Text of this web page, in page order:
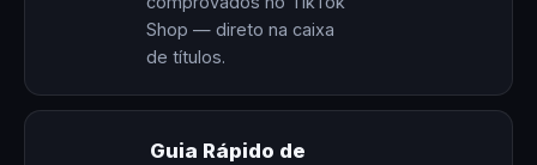
Shop — direto na caixa
de títulos.
Guia Rápido de